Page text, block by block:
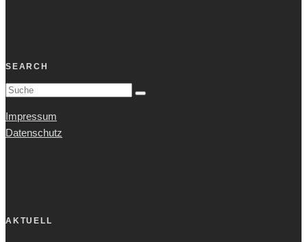
SEARCH
Impressum
Datenschutz
AKTUELL